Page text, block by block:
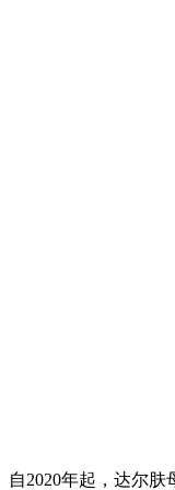
自2020年起，达尔